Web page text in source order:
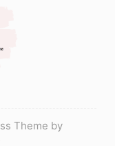
Theme by